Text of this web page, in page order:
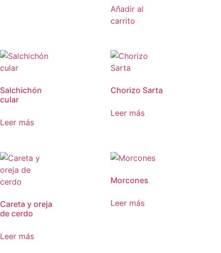
Añadir al
carrito
Salchichón
cular
Leer más
Chorizo Sarta
Leer más
Careta y oreja
de cerdo
Leer más
Morcones
Leer más